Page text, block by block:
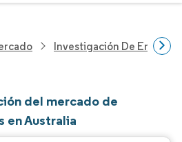
Investigación De Energía
del mercado de
en Australia